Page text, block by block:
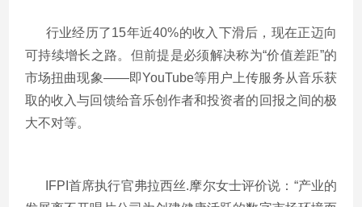
行业经历了15年近40%的收入下滑后，现在正迈向
可持续增长之路。但前提是必须解决称为“价值差距”的
市场扭曲现象——即YouTube等用户上传服务从音乐获
取的收入与回馈给音乐创作者和投资者的回报之间的极
大不对等。
IFPI首席执行官弗拉西丝.摩尔女士评价说：“产业的